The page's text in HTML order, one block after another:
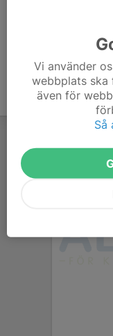
Vi använder
webbplats ska
även för
Så